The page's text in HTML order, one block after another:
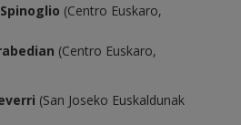
(Centro Euskaro,
(Centro Euskaro,
(San Joseko Euskaldunak